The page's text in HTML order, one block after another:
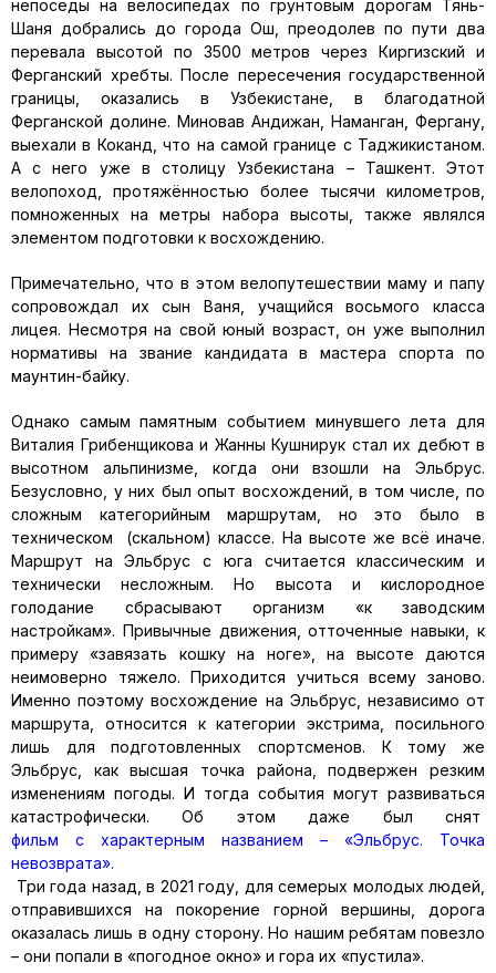
непоседы на велосипедах по грунтовым дорогам Тянь-
Шаня добрались до города Ош, преодолев по пути два
перевала высотой по 3500 метров через Киргизский и
Ферганский хребты. После пересечения государственной
границы, оказались в Узбекистане, в благодатной
Ферганской долине. Миновав Андижан, Наманган, Фергану,
выехали в Коканд, что на самой границе с Таджикистаном.
А с него уже в столицу Узбекистана – Ташкент. Этот
велопоход, протяжённостью более тысячи километров,
помноженных на метры набора высоты, также являлся
элементом подготовки к восхождению.
Примечательно, что в этом велопутешествии маму и папу
сопровождал их сын Ваня, учащийся восьмого класса
лицея. Несмотря на свой юный возраст, он уже выполнил
нормативы на звание кандидата в мастера спорта по
маунтин-байку.
Однако самым памятным событием минувшего лета для
Виталия Грибенщикова и Жанны Кушнирук стал их дебют в
высотном альпинизме, когда они взошли на Эльбрус.
Безусловно, у них был опыт восхождений, в том числе, по
сложным категорийным маршрутам, но это было в
техническом (скальном) классе. На высоте же всё иначе.
Маршрут на Эльбрус с юга считается классическим и
технически несложным. Но высота и кислородное
голодание сбрасывают организм «к заводским
настройкам». Привычные движения, отточенные навыки, к
примеру «завязать кошку на ноге», на высоте даются
неимоверно тяжело. Приходится учиться всему заново.
Именно поэтому восхождение на Эльбрус, независимо от
маршрута, относится к категории экстрима, посильного
лишь для подготовленных спортсменов. К тому же
Эльбрус, как высшая точка района, подвержен резким
изменениям погоды. И тогда события могут развиваться
катастрофически. Об этом даже был снят
фильм с характерным названием – «Эльбрус. Точка
невозврата».
Три года назад, в 2021 году, для семерых молодых людей,
отправившихся на покорение горной вершины, дорога
оказалась лишь в одну сторону. Но нашим ребятам повезло
– они попали в «погодное окно» и гора их «пустила».